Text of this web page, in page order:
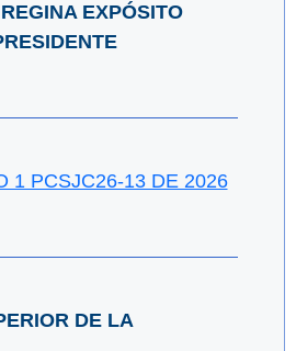
EXPÓSITO
1 PCSJC26-13 DE 2026
DE LA